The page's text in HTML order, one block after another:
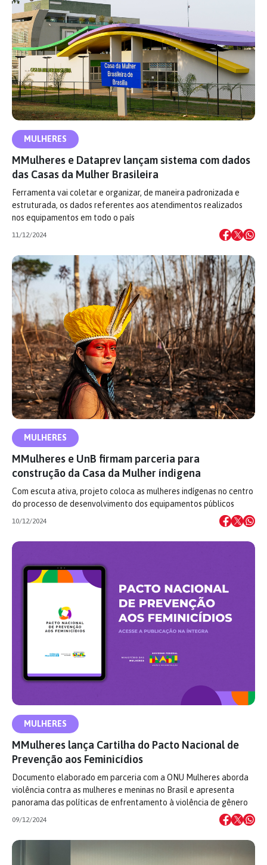
MULHERES
MMulheres e Dataprev lançam sistema com dados
das Casas da Mulher Brasileira
Ferramenta vai coletar e organizar, de maneira padronizada e
estruturada, os dados referentes aos atendimentos realizados
nos equipamentos em todo o país
11/12/2024
MULHERES
MMulheres e UnB firmam parceria para
construção da Casa da Mulher índigena
Com escuta ativa, projeto coloca as mulheres indígenas no centro
do processo de desenvolvimento dos equipamentos públicos
10/12/2024
MULHERES
MMulheres lança Cartilha do Pacto Nacional de
Prevenção aos Feminicídios
Documento elaborado em parceria com a ONU Mulheres aborda
violência contra as mulheres e meninas no Brasil e apresenta
panorama das políticas de enfrentamento à violência de gênero
09/12/2024